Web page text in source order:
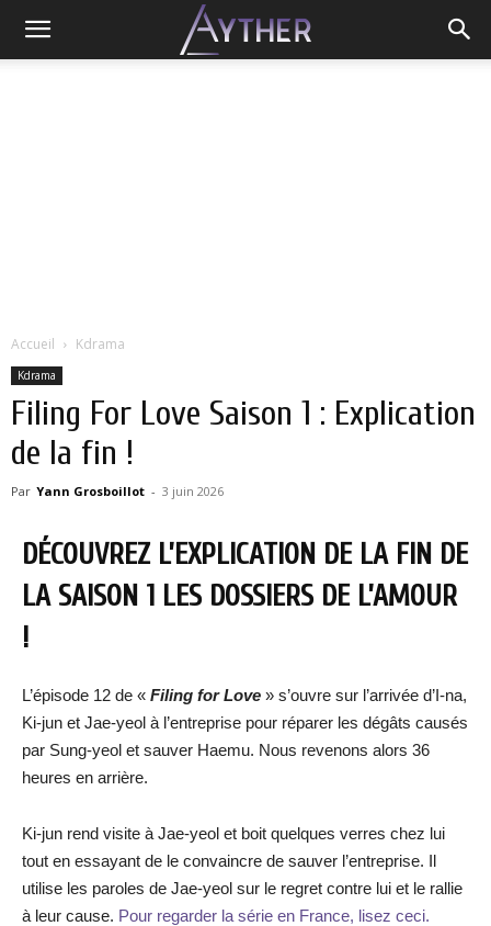
Accueil Kdrama
Kdrama
Filing For Love Saison 1 : Explication
de la fin !
Par Yann Grosboillot - 3 juin 2026
DÉCOUVREZ L’EXPLICATION DE LA FIN DE
LA SAISON 1 LES DOSSIERS DE L’AMOUR
!
L’épisode 12 de « Filing for Love » s’ouvre sur l’arrivée d’I-na,
Ki-jun et Jae-yeol à l’entreprise pour réparer les dégâts causés
par Sung-yeol et sauver Haemu. Nous revenons alors 36
heures en arrière.
Ki-jun rend visite à Jae-yeol et boit quelques verres chez lui
tout en essayant de le convaincre de sauver l’entreprise. Il
utilise les paroles de Jae-yeol sur le regret contre lui et le rallie
à leur cause. Pour regarder la série en France, lisez ceci.